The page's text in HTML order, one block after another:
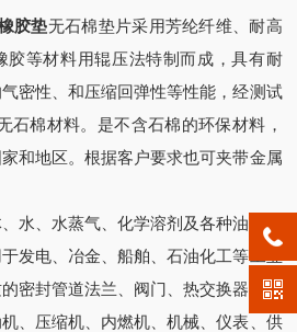
胶垫无石棉垫片采用芳纶纤维、耐高
胶等材料用辊压法特制而成，具有耐
密性、和压缩回弹性等性能，经测试
石棉材料。是不含石棉的环保材料，
和地区。根据客户要求也可夹带金属
水、水蒸气、化学溶剂及各种油类等
发电、冶金、船舶、石油化工等工业
密封管道法兰、阀门、热交换器、压
、压缩机、内燃机、机械、仪表、供